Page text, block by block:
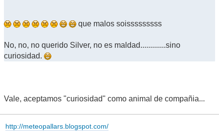
que malos soisssssssss
No, no, no querido Silver, no es maldad.............sino
curiosidad.
Vale, aceptamos "curiosidad" como animal de compañia...
http://meteopallars.blogspot.com/